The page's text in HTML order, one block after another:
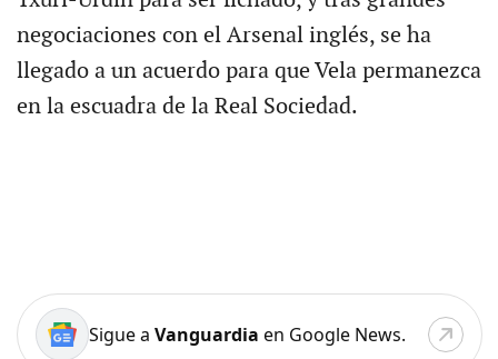
negociaciones con el Arsenal inglés, se ha
llegado a un acuerdo para que Vela permanezca
en la escuadra de la Real Sociedad.
Sigue a Vanguardia en Google News.